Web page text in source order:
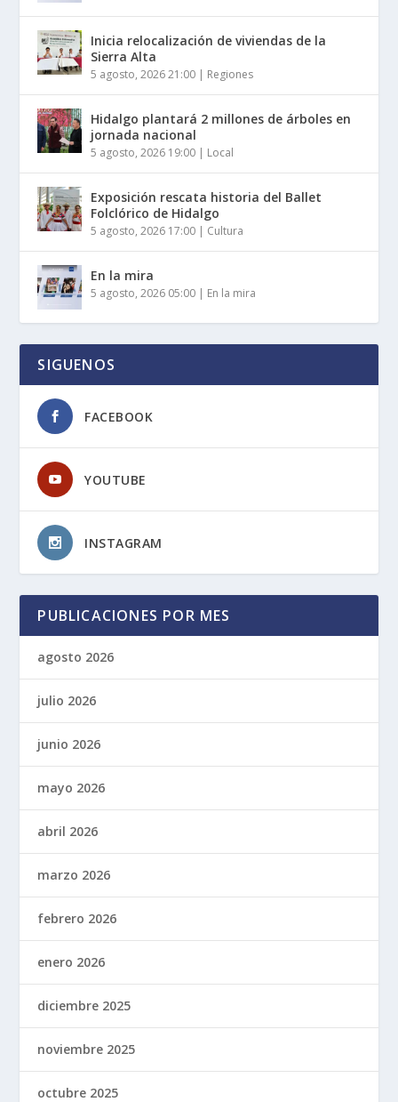
Inicia relocalización de viviendas de la
Sierra Alta
5 agosto, 2026 21:00 | Regiones
Hidalgo plantará 2 millones de árboles en
jornada nacional
5 agosto, 2026 19:00 | Local
Exposición rescata historia del Ballet
Folclórico de Hidalgo
5 agosto, 2026 17:00 | Cultura
En la mira
5 agosto, 2026 05:00 | En la mira
SIGUENOS
FACEBOOK
YOUTUBE
INSTAGRAM
PUBLICACIONES POR MES
agosto 2026
julio 2026
junio 2026
mayo 2026
abril 2026
marzo 2026
febrero 2026
enero 2026
diciembre 2025
noviembre 2025
octubre 2025